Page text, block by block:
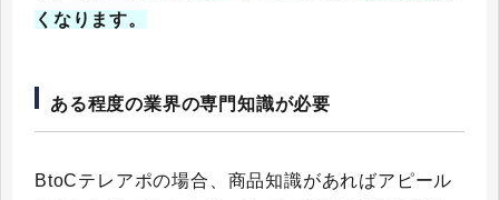
くなります。
ある程度の業界の専門知識が必要
BtoCテレアポの場合、商品知識があればアピール